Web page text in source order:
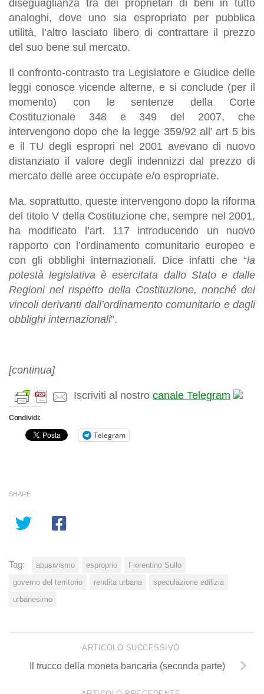
diseguaglianza tra dei proprietari di beni in tutto
analoghi, dove uno sia espropriato per pubblica
utilità, l’altro lasciato libero di contrattare il prezzo
del suo bene sul mercato.
Il confronto-contrasto tra Legislatore e Giudice delle
leggi conosce vicende alterne, e si conclude (per il
momento) con le sentenze della Corte
Costituzionale 348 e 349 del 2007, che
intervengono dopo che la legge 359/92 all’ art 5 bis
e il TU degli espropri nel 2001 avevano di nuovo
distanziato il valore degli indennizzi dal prezzo di
mercato delle aree occupate e/o espropriate.
Ma, soprattutto, queste intervengono dopo la riforma
del titolo V della Costituzione che, sempre nel 2001,
ha modificato l’art. 117 introducendo un nuovo
rapporto con l’ordinamento comunitario europeo e
con gli obblighi internazionali. Dice infatti che “la
potestà legislativa è esercitata dallo Stato e dalle
Regioni nel rispetto della Costituzione, nonché dei
vincoli derivanti dall’ordinamento comunitario e dagli
obblighi internazionali”.
[continua]
Iscriviti al nostro canale Telegram
Condividi:
Telegram
SHARE
Tag: abusivismo esproprio
Fiorentino Sullo
governo del territorio
rendita urbana
speculazione edilizia
urbanesimo
ARTICOLO SUCCESSIVO
Il trucco della moneta bancaria (seconda parte)